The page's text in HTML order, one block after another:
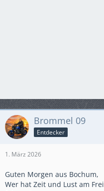
Brommel 09
Entdecker
1. März 2026
Guten Morgen aus Bochum,
Wer hat Zeit und Lust am